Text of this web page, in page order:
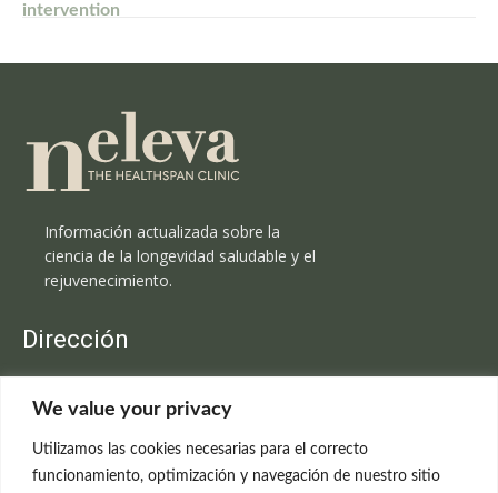
We value your privacy
Utilizamos las cookies necesarias para el correcto
funcionamiento, optimización y navegación de nuestro sitio
intervention
Información actualizada sobre la
ciencia de la longevidad saludable y el
rejuvenecimiento.
Dirección
C/Claudio Coello, 19 - 1º
699 595 619